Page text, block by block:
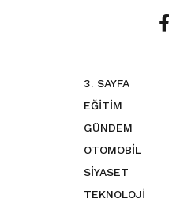
3. SAYFA
EĞİTİM
GÜNDEM
OTOMOBİL
SİYASET
TEKNOLOJİ